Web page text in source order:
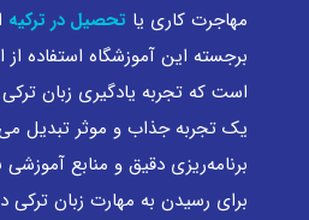
مهاجرت کاری یا تحصیل در ترکیه
برجسته این آموزشگاه‌ استفاده از
است که تجربه یادگیری زبان
یک تجربه جذاب و موثر تبدیل
برنامه‌ریزی دقیق و منابع
برای رسیدن به مهارت زبان ترکی